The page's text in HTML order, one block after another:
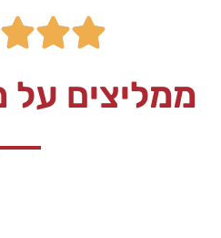



ממליצים על